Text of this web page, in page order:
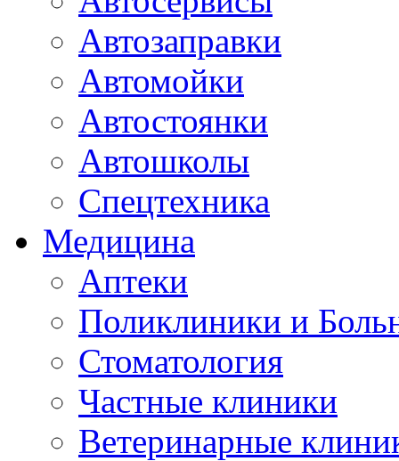
Автозаправки
Автомойки
Автостоянки
Автошколы
Спецтехника
Медицина
Аптеки
Поликлиники и
Стоматология
Частные клиники
Ветеринарные